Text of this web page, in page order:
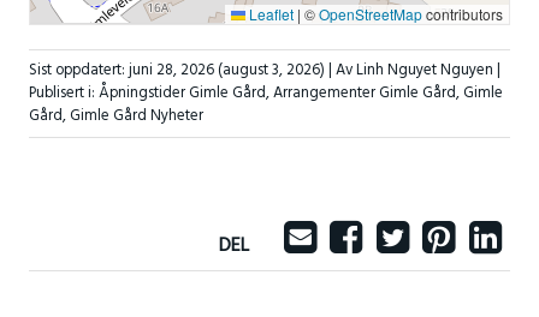
Leaflet | ©OpenStreetMapcontributors
Sist oppdatert:juni 28, 2026(august 3, 2026)| Av Linh Nguyet Nguyen |
Publisert i:Åpningstider Gimle Gård,Arrangementer Gimle Gård,Gimle
Gård,Gimle Gård Nyheter
DEL